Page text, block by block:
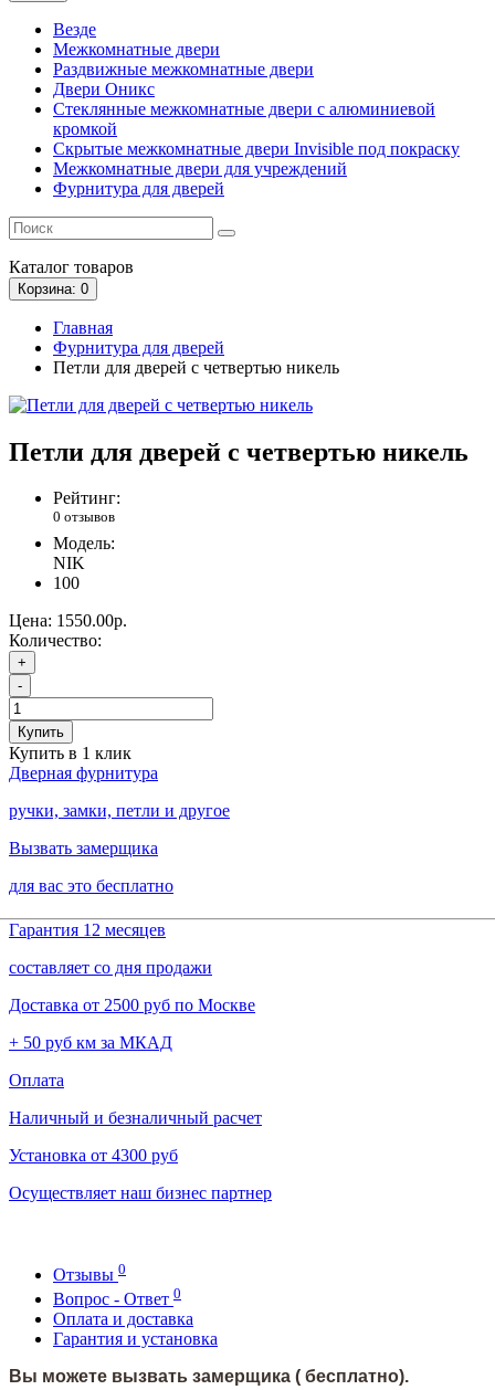
Везде
Межкомнатные двери
Раздвижные межкомнатные двери
Двери Оникс
Стеклянные межкомнатные двери с алюминиевой
кромкой
Скрытые межкомнатные двери Invisible под покраску
Межкомнатные двери для учреждений
Фурнитура для дверей
Каталог товаров
Корзина: 0
Главная
Фурнитура для дверей
Петли для дверей с четвертью никель
Петли для дверей с четвертью никель
Рейтинг:
0 отзывов
Модель:
NIK
100
Цена: 1550.00р.
Количество:
+
-
Купить
Купить в 1 клик
Дверная фурнитура
ручки, замки, петли и другое
Вызвать замерщика
для вас это бесплатно
Гарантия 12 месяцев
составляет со дня продажи
Доставка от 2500 руб по Москве
+ 50 руб км за МКАД
Оплата
Наличный и безналичный расчет
Установка от 4300 руб
Осуществляет наш бизнес партнер
Отзывы 0
Вопрос - Ответ 0
Оплата и доставка
Гарантия и установка
Вы можете вызвать замерщика ( бесплатно).